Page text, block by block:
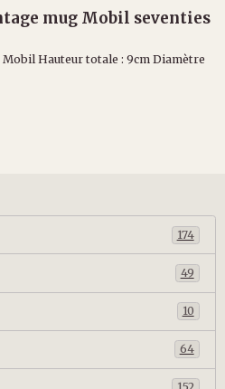
mug Mobil seventies
Hauteur totale : 9cm Diamètre
174
49
10
64